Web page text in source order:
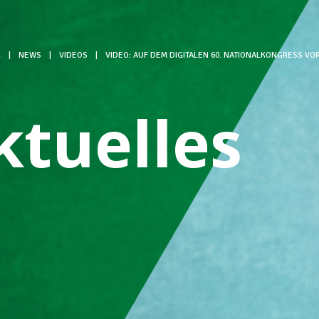
NEWS VIDEOS VIDEO: AUF DEM DIGITALEN 60. NATIONALKONGRESS